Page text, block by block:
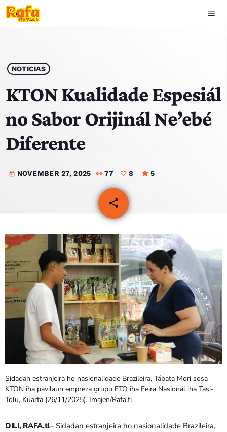
menu
play_arrow OUVIR RAFA
HOME
NOTISIA
EKIPA
PROGRAMA SIRA
VÍDEO SIRA
EVENTU SIRA
KONTAKTU SIRA
TÉTUM keyboard_arrow_down
TÉTUM
PORTUGUÊS
PRÓXIMOS PROGRAMAS
NOTICIAS
KTON Kualidade Espesiál
no Sabor Orijinál Ne’ebé
Diferente
today NOVEMBER 27, 2025 77 8 5
share
email
Sidadan estranjeira ho nasionalidade Brazileira, Tábata Mori sosa
KTON iha pavilaun empreza grupu ETO iha Feira Nasionál iha Tasi-
Tolu, Kuarta (26/11/2025). Imajen/Rafa.tl
DILI, RAFA.tl– Sidadan estranjeira ho nasionalidade Brazileira,